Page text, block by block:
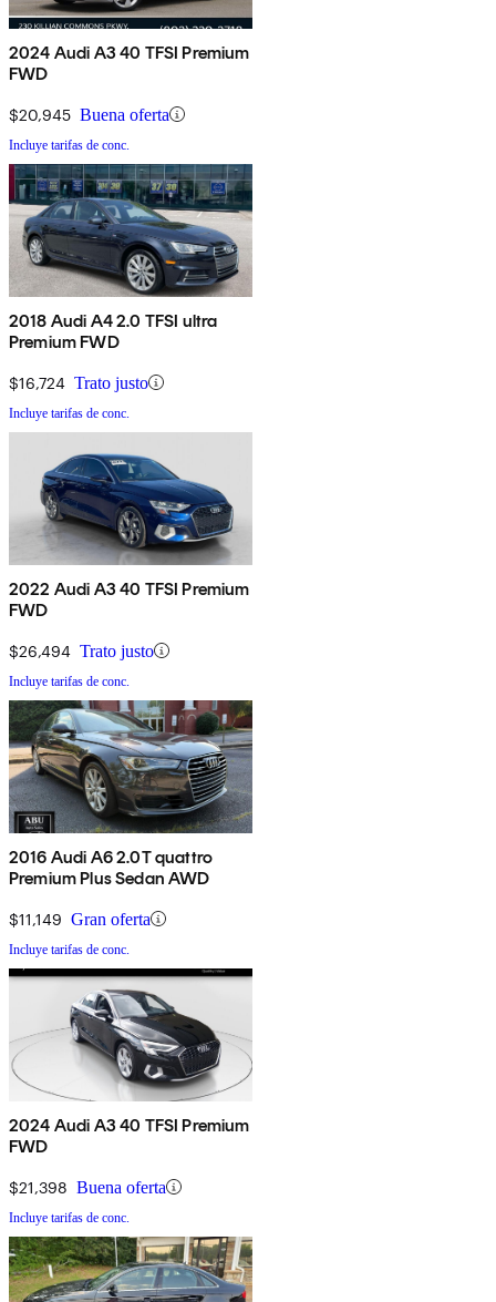
2024 Audi A3 40 TFSI Premium
FWD
$20,945 Buena oferta
Incluye tarifas de conc.
2018 Audi A4 2.0 TFSI ultra
Premium FWD
$16,724 Trato justo
Incluye tarifas de conc.
2022 Audi A3 40 TFSI Premium
FWD
$26,494 Trato justo
Incluye tarifas de conc.
2016 Audi A6 2.0T quattro
Premium Plus Sedan AWD
$11,149 Gran oferta
Incluye tarifas de conc.
2024 Audi A3 40 TFSI Premium
FWD
$21,398 Buena oferta
Incluye tarifas de conc.